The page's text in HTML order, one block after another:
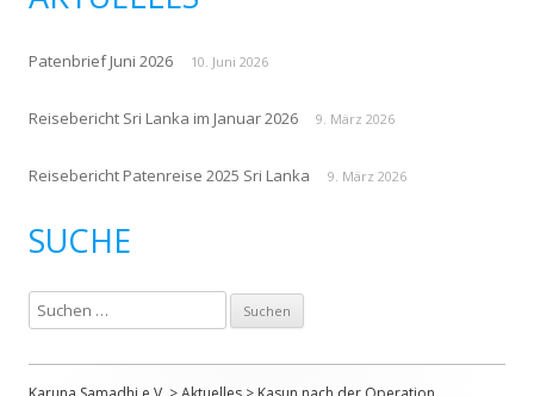
Patenbrief Juni 2026 10. Juni 2026
Reisebericht Sri Lanka im Januar 2026 9. März 2026
Reisebericht Patenreise 2025 Sri Lanka 9. März 2026
SUCHE
u
c
h